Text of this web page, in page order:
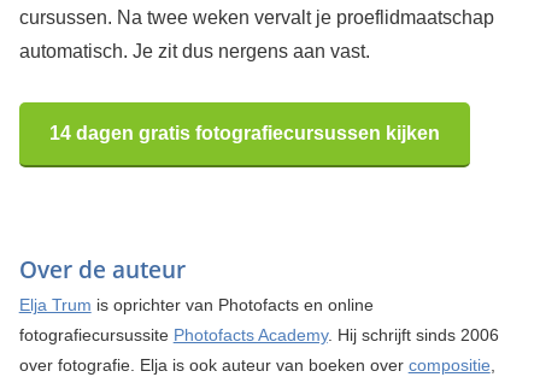
cursussen. Na twee weken vervalt je proeflidmaatschap
automatisch. Je zit dus nergens aan vast.
14 dagen gratis fotografiecursussen kijken
Over de auteur
Elja Trum is oprichter van Photofacts en online
fotografiecursussite Photofacts Academy. Hij schrijft sinds 2006
over fotografie. Elja is ook auteur van boeken over compositie,